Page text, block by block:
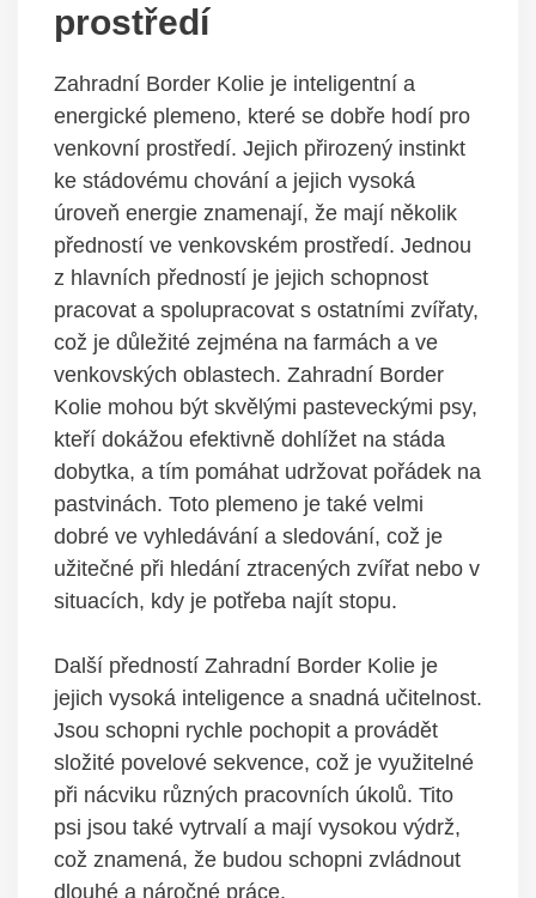
prostředí
Zahradní Border Kolie je inteligentní a
energické plemeno, které se dobře hodí pro
venkovní prostředí. Jejich přirozený instinkt
ke stádovému chování a jejich vysoká
úroveň energie znamenají, že mají několik
předností ve venkovském prostředí. Jednou
z hlavních předností je jejich schopnost
pracovat a spolupracovat s ostatními zvířaty,
což je důležité zejména na farmách a ve
venkovských oblastech. Zahradní Border
Kolie mohou být skvělými pasteveckými psy,
kteří dokážou efektivně dohlížet na stáda
dobytka, a tím pomáhat udržovat pořádek na
pastvinách. Toto plemeno je také velmi
dobré ve vyhledávání a sledování, což je
užitečné při hledání ztracených zvířat nebo v
situacích, kdy je potřeba najít stopu.
Další předností Zahradní Border Kolie je
jejich vysoká inteligence a snadná učitelnost.
Jsou schopni rychle pochopit a provádět
složité povelové sekvence, což je využitelné
při nácviku různých pracovních úkolů. Tito
psi jsou také vytrvalí a mají vysokou výdrž,
což znamená, že budou schopni zvládnout
dlouhé a náročné práce.